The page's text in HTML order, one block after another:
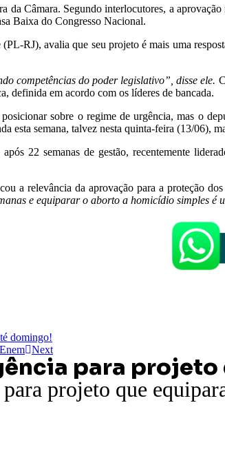
da Câmara. Segundo interlocutores, a
Baixa do Congresso Nacional.
RJ), avalia que seu projeto é mais uma
competências do poder legislativo”, disse ele.
em acordo com os líderes de bancada.
sobre o regime de urgência, mas o
esta semana, talvez nesta quinta-feira (13/06),
22 semanas de gestão, recentemente
a relevância da aprovação para a proteção
e equiparar o aborto a homicídio simples é
domingo!
Next
para
projeto que